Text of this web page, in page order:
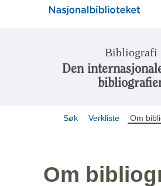
Bibliografi
Den
Søk Verkliste Om
Om